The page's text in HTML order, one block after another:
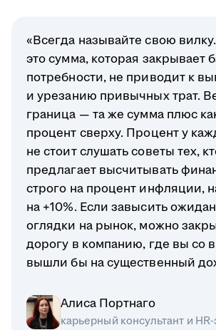
«Всегда называйте свою
это сумма, которая закрывает
потребности, не приводит к
и урезанию привычных трат.
граница — та же сумма плюс
процент сверху. Процент у
не стоит слушать советы тех,
предлагает высчитывать
строго на процент инфляции,
на +10%. Если завысить
оглядки на рынок, можно
дорогу в компанию, где вы со
вышли бы на существенный
Алиса Портнаго
карьерный консультант и